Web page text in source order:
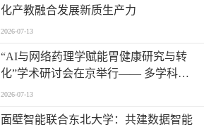
化产教融合发展新质生产力
2026-07-13
“AI与网络药理学赋能胃健康研究与转
化”学术研讨会在京举行—— 多学科交
叉推动胃病防治进入智能化新阶段
2026-07-13
面壁智能联合东北大学：共建数据智能